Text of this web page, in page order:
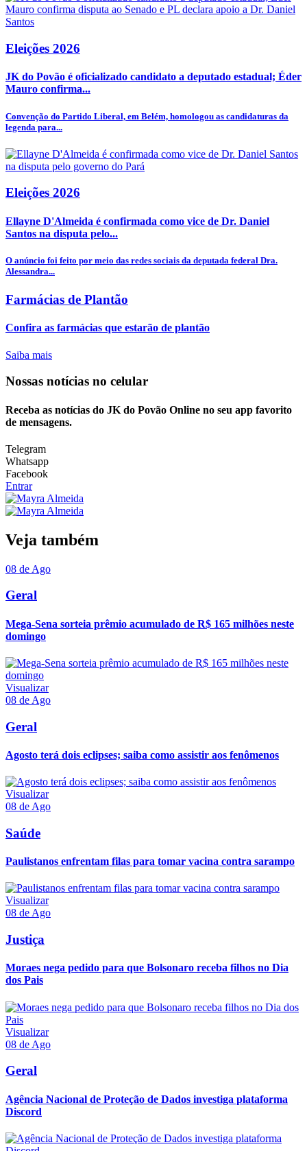
Eleições 2026
JK do Povão é oficializado candidato a deputado estadual; Éder
Mauro confirma...
Convenção do Partido Liberal, em Belém, homologou as candidaturas da
legenda para...
Eleições 2026
Ellayne D'Almeida é confirmada como vice de Dr. Daniel
Santos na disputa pelo...
O anúncio foi feito por meio das redes sociais da deputada federal Dra.
Alessandra...
Farmácias de Plantão
Confira as farmácias que estarão de plantão
Saiba mais
Nossas notícias no celular
Receba as notícias do JK do Povão Online no seu app favorito
de mensagens.
Telegram
Whatsapp
Facebook
Entrar
Veja também
08 de Ago
Geral
Mega-Sena sorteia prêmio acumulado de R$ 165 milhões neste
domingo
Visualizar
08 de Ago
Geral
Agosto terá dois eclipses; saiba como assistir aos fenômenos
Visualizar
08 de Ago
Saúde
Paulistanos enfrentam filas para tomar vacina contra sarampo
Visualizar
08 de Ago
Justiça
Moraes nega pedido para que Bolsonaro receba filhos no Dia
dos Pais
Visualizar
08 de Ago
Geral
Agência Nacional de Proteção de Dados investiga plataforma
Discord